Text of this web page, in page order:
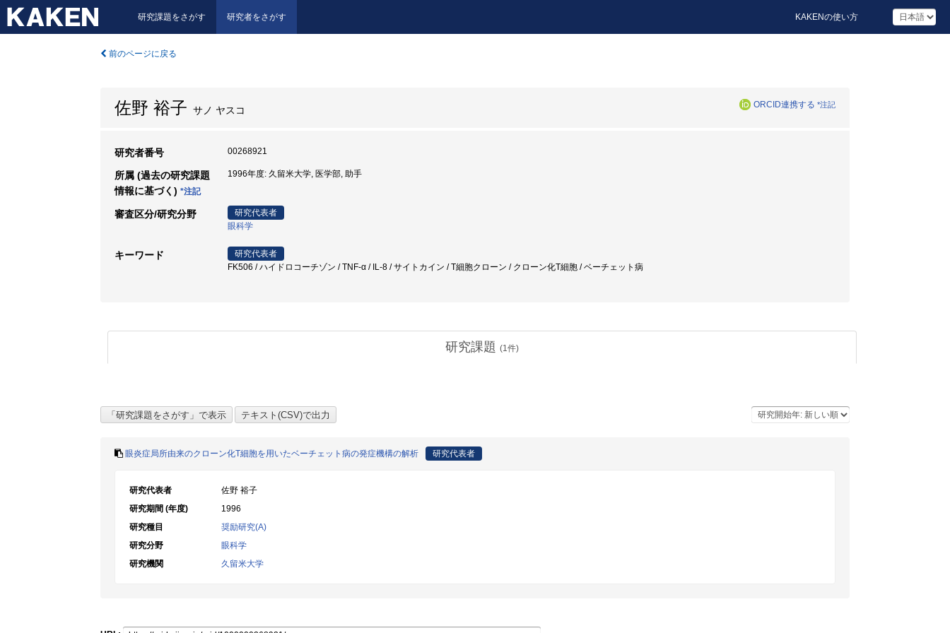
研究課題をさがす 研究者をさがす KAKENの使い方
前のページに戻る
佐野 裕子 サノ ヤスコ ORCID連携する *注記
研究者番号 00268921
所属 (過去の研究課題
情報に基づく) *注記
1996年度: 久留米大学, 医学部, 助手
審査区分/研究分野
研究代表者
眼科学
キーワード
研究代表者
FK506 / ハイドロコーチゾン / TNF-α / IL-8 / サイトカイン / T細胞クローン / クローン化T細胞 / ベーチェット病
研究課題 (1件)
眼炎症局所由来のクローン化T細胞を用いたベーチェット病の発症機構の解析 研究代表者
研究代表者
佐野 裕子
研究期間 (年度)
1996
研究種目
奨励研究(A)
研究分野
眼科学
研究機関
久留米大学